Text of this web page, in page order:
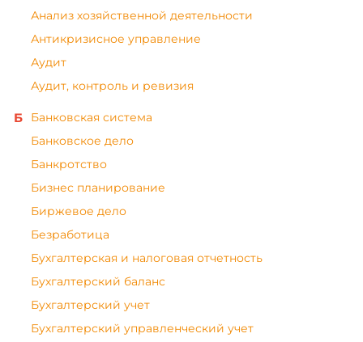
Анализ хозяйственной деятельности
Антикризисное управление
Аудит
Аудит, контроль и ревизия
Банковская система
Банковское дело
Банкротство
Бизнес планирование
Биржевое дело
Безработица
Бухгалтерская и налоговая отчетность
Бухгалтерский баланс
Бухгалтерский учет
Бухгалтерский управленческий учет